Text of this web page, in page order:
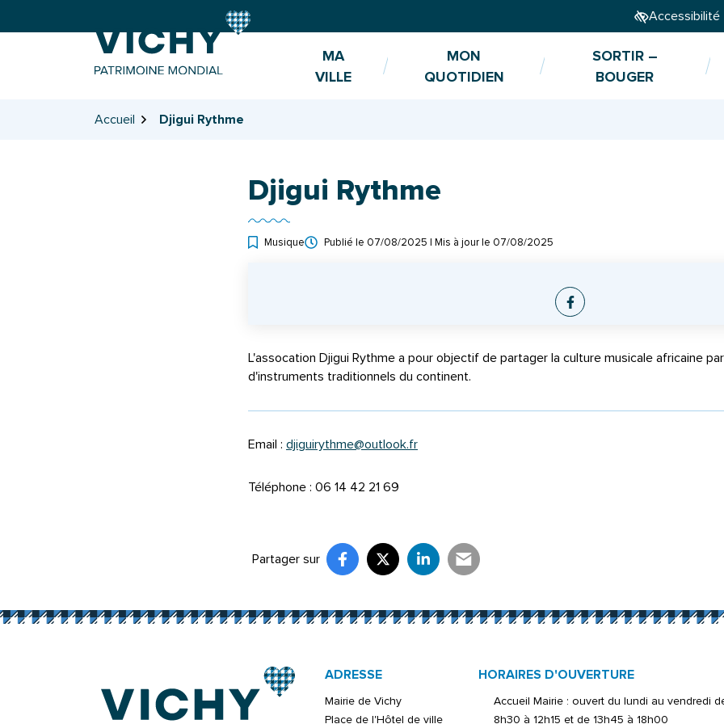
Accessibilité
MA
VILLE
MON
QUOTIDIEN
SORTIR –
BOUGER
Accueil Djigui Rythme
Djigui Rythme
Musique Publié le 07/08/2025 | Mis à jour le 07/08/2025
Facebook
L'assocation Djigui Rythme a pour objectif de partager la culture musicale africaine
d'instruments traditionnels du continent.
Email : djiguirythme@outlook.fr
Téléphone : 06 14 42 21 69
Partager sur Partager sur Facebook
(ouverture dans un nouvel onglet)
Partager sur X (Twitter)
(ouverture dans un nouvel onglet)
Partager sur LinkedIn
(ouverture dans un nouvel onglet)
Partager par e-mail
(ouverture dans un nouvel onglet)
ADRESSE
Mairie de Vichy
Place de l'Hôtel de ville
HORAIRES D'OUVERTURE
Accueil Mairie : ouvert du lundi au vendredi
8h30 à 12h15 et de 13h45 à 18h00